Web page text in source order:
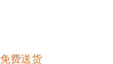
免费送货